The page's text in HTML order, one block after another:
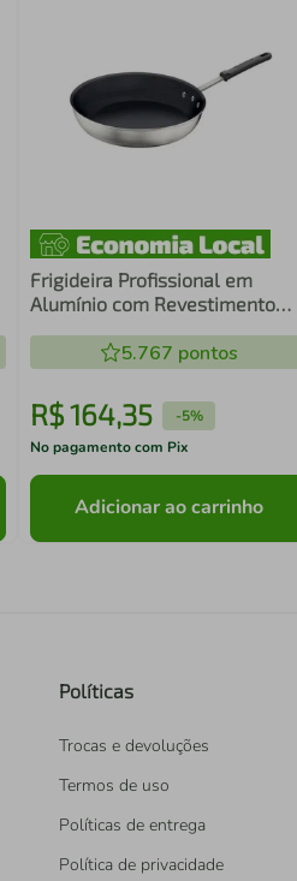
Frigideira Profissional em
Alumínio com Revestimento
Tramontina 20890/020
5.767 pontos
R$164,35 -5%
No pagamento com Pix
Adicionar ao carrinho
Políticas
Trocas e devoluções
Termos de uso
Políticas de entrega
Política de privacidade